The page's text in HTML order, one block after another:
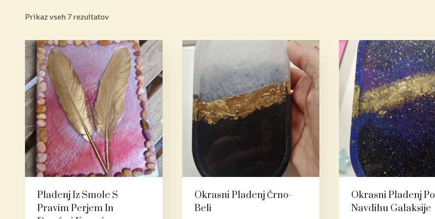
Prikaz vseh 7 rezultatovRazvrščeno
datumu
Pladenj Iz Smole S
Pravim Perjem In
Okrasni Pladenj Črno-
Beli
Okrasni Pladenj Po
Navdihu Galaksije